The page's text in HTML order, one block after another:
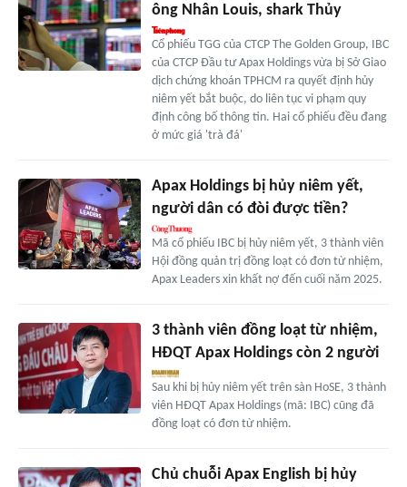
ông Nhân Louis, shark Thủy
Cổ phiếu TGG của CTCP The Golden Group, IBC
của CTCP Đầu tư Apax Holdings vừa bị Sở Giao
dịch chứng khoán TPHCM ra quyết định hủy
niêm yết bắt buộc, do liên tục vi phạm quy
định công bố thông tin. Hai cổ phiếu đều đang
ở mức giá 'trà đá'
Apax Holdings bị hủy niêm yết,
người dân có đòi được tiền?
Mã cổ phiếu IBC bị hủy niêm yết, 3 thành viên
Hội đồng quản trị đồng loạt có đơn từ nhiệm,
Apax Leaders xin khất nợ đến cuối năm 2025.
3 thành viên đồng loạt từ nhiệm,
HĐQT Apax Holdings còn 2 người
Sau khi bị hủy niêm yết trên sàn HoSE, 3 thành
viên HĐQT Apax Holdings (mã: IBC) cũng đã
đồng loạt có đơn từ nhiệm.
Chủ chuỗi Apax English bị hủy